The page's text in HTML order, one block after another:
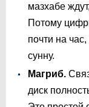
мазхабе
Потому
почти на
сунну.
Магриб.
диск